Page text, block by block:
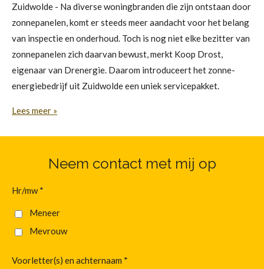
Zuidwolde - Na diverse woningbranden die zijn ontstaan door
zonnepanelen, komt er steeds meer aandacht voor het belang
van inspectie en onderhoud. Toch is nog niet elke bezitter van
zonnepanelen zich daarvan bewust, merkt Koop Drost,
eigenaar van Drenergie. Daarom introduceert het zonne-
energiebedrijf uit Zuidwolde een uniek servicepakket.
Lees meer »
Neem contact met mij op
Hr/mw *
Meneer
Mevrouw
Voorletter(s) en achternaam *